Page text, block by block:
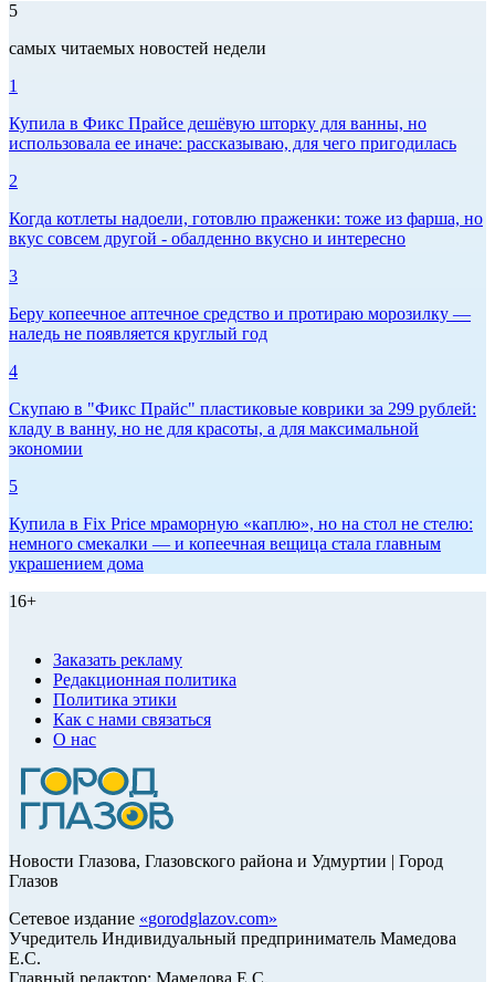
5
самых читаемых новостей недели
1
Купила в Фикс Прайсе дешёвую шторку для ванны, но
использовала ее иначе: рассказываю, для чего пригодилась
2
Когда котлеты надоели, готовлю праженки: тоже из фарша, но
вкус совсем другой - обалденно вкусно и интересно
3
Беру копеечное аптечное средство и протираю морозилку —
наледь не появляется круглый год
4
Скупаю в "Фикс Прайс" пластиковые коврики за 299 рублей:
кладу в ванну, но не для красоты, а для максимальной
экономии
5
Купила в Fix Price мраморную «каплю», но на стол не стелю:
немного смекалки — и копеечная вещица стала главным
украшением дома
16+
Заказать рекламу
Редакционная политика
Политика этики
Как с нами связаться
О нас
Новости Глазова, Глазовского района и Удмуртии | Город
Глазов
Сетевое издание «gorodglazov.com»
Учредитель Индивидуальный предприниматель Мамедова
Е.С.